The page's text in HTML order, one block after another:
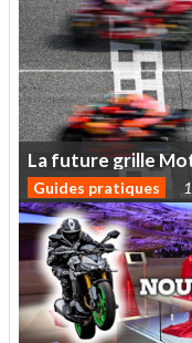
Lafuturegrille
Guides pratiques